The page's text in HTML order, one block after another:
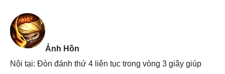
Ảnh Hồn
Nội tại: Đòn đánh thứ 4 liên tục trong vòng 3 giây giúp